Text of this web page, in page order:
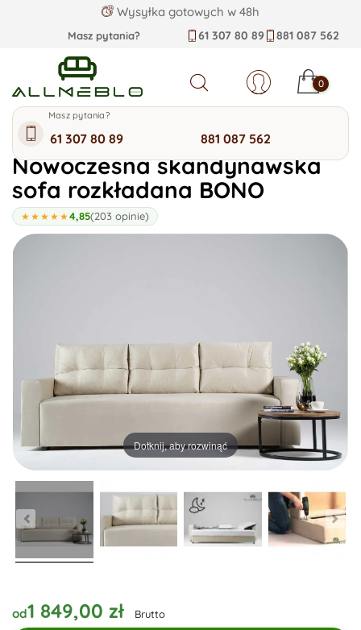
Wysyłka gotowych w 48h
Masz pytania? 61 307 80 89 881 087 562
Szukaj
Masz pytania?
61 307 80 89 881 087 562
0
Kategorie allmeblo
Nowoczesna skandynawska
sofa rozkładana BONO
★★★★★4,85(203 opinie)
Dotknij, aby rozwinąć
od1 849,00 zł Brutto